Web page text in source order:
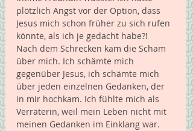
plötzlich Angst vor der Option, dass
Jesus mich schon früher zu sich rufen
könnte, als ich je gedacht habe?!
Nach dem Schrecken kam die Scham
über mich. Ich schämte mich
gegenüber Jesus, ich schämte mich
über jeden einzelnen Gedanken, der
in mir hochkam. Ich fühlte mich als
Verräterin, weil mein Leben nicht mit
meinen Gedanken im Einklang war.